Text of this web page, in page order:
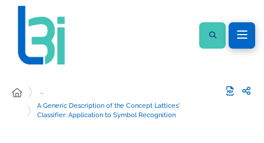
…
A Generic Description of the Concept Lattices'
Classifier: Application to Symbol Recognition